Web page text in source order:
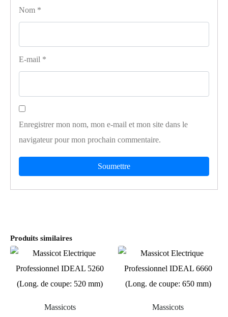
Nom *
E-mail *
Enregistrer mon nom, mon e-mail et mon site dans le
navigateur pour mon prochain commentaire.
Produits similaires
Massicots Massicots